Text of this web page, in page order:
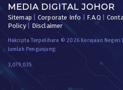
MEDIA DIGITAL JOHOR
Sitemap Corporate Info F.A.Q
Policy| Disclaimer
Hakcipta Terpelihara © 2026 Kerajaan Negeri
Jumlah Pengunjung:
3,079,035